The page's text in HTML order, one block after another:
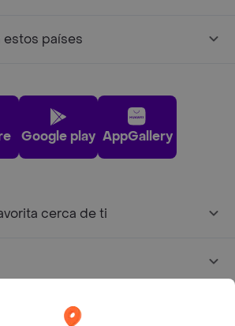
estos países
Google play AppGallery
cerca de ti